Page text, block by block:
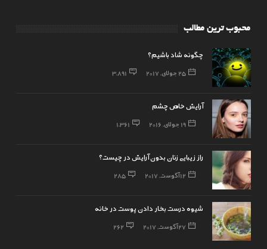
محبوب ترین مطالب
چگونه شاد باشیم؟
25 جولای, 2017 3,891
آرایش خاص چشم
19 جولای, 2016 1,361
راز زیبایی زنان بدون آرایش در چیست؟
12 آگوست, 2017 285
شیوه درست بخار دادن پوست در خانه
27 آگوست, 2017 262